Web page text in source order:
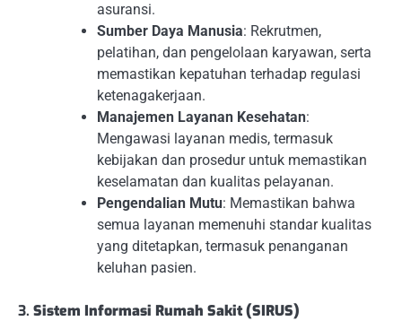
asuransi.
Sumber Daya Manusia: Rekrutmen,
pelatihan, dan pengelolaan karyawan, serta
memastikan kepatuhan terhadap regulasi
ketenagakerjaan.
Manajemen Layanan Kesehatan:
Mengawasi layanan medis, termasuk
kebijakan dan prosedur untuk memastikan
keselamatan dan kualitas pelayanan.
Pengendalian Mutu: Memastikan bahwa
semua layanan memenuhi standar kualitas
yang ditetapkan, termasuk penanganan
keluhan pasien.
3. Sistem Informasi Rumah Sakit (SIRUS)